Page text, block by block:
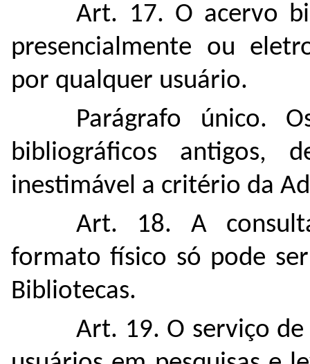
Art. 17. O acervo
presencialmente ou
por qualquer usuário.
Parágrafo único.
bibliográficos antigos,
inestimável a critério da
Art. 18. A
formato físico só pode
Bibliotecas.
Art. 19. O serviço